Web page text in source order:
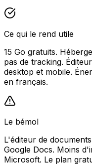
Ce qui le rend utile
15 Go gratuits.
pas de tracking.
desktop et mobile.
en français.
Le bémol
L'éditeur de
Google Docs. Moins
Microsoft. Le plan